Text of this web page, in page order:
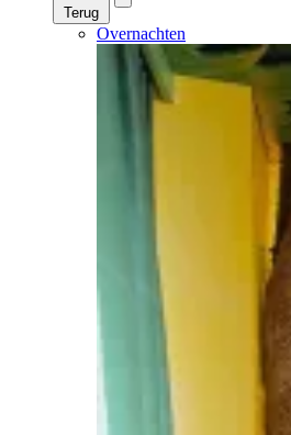
Terug
Overnachten